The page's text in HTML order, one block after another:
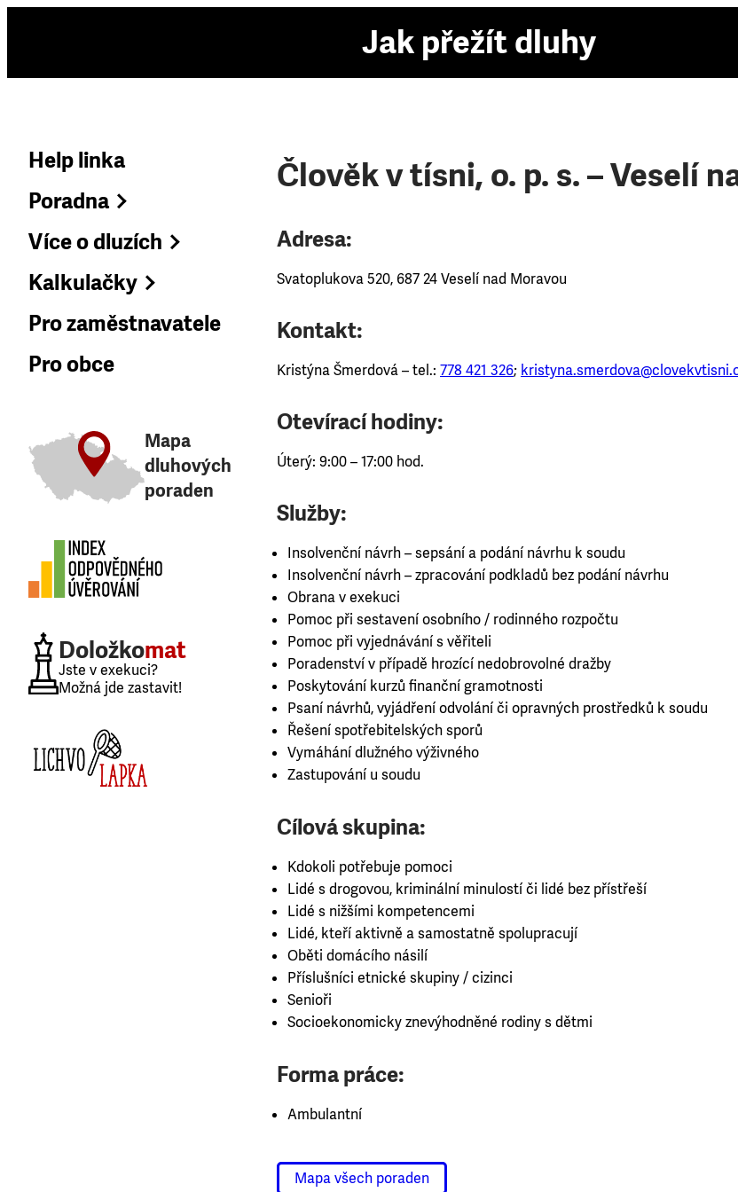
Jak přežít dluhy
Help linka
Poradna
Více o dluzích
Kalkulačky
Pro zaměstnavatele
Pro obce
Mapa
dluhových
poraden
Doložkomat
Jste v exekuci?
Možná jde zastavit!
Člověk v tísni, o. p. s. – Veselí
Adresa:
Svatoplukova 520, 687 24 Veselí nad Moravou
Kontakt:
Kristýna Šmerdová – tel.: 778 421 326;
Otevírací hodiny:
Úterý: 9:00 – 17:00 hod.
Služby:
Insolvenční návrh – sepsání a podání návrhu k soudu
Insolvenční návrh – zpracování podkladů bez podání návrhu
Obrana v exekuci
Pomoc při sestavení osobního / rodinného rozpočtu
Pomoc při vyjednávání s věřiteli
Poradenství v případě hrozící nedobrovolné dražby
Poskytování kurzů finanční gramotnosti
Psaní návrhů, vyjádření odvolání či opravných prostředků k soudu
Řešení spotřebitelských sporů
Vymáhání dlužného výživného
Zastupování u soudu
Cílová skupina:
Kdokoli potřebuje pomoci
Lidé s drogovou, kriminální minulostí či lidé bez přístřeší
Lidé s nižšími kompetencemi
Lidé, kteří aktivně a samostatně spolupracují
Oběti domácího násilí
Příslušníci etnické skupiny / cizinci
Senioři
Socioekonomicky znevýhodněné rodiny s dětmi
Forma práce:
Ambulantní
Mapa všech poraden